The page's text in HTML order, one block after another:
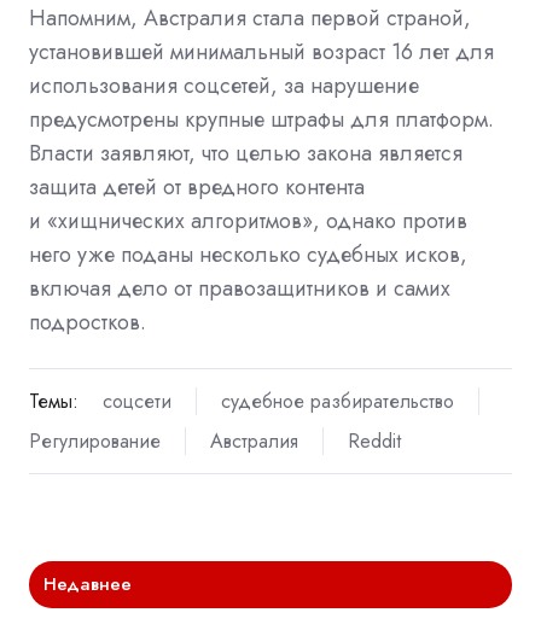
Напомним, Австралия стала первой страной,
установившей минимальный возраст 16 лет для
использования соцсетей, за нарушение
предусмотрены крупные штрафы для платформ.
Власти заявляют, что целью закона является
защита детей от вредного контента
и «хищнических алгоритмов», однако против
него уже поданы несколько судебных исков,
включая дело от правозащитников и самих
подростков.
Темы: соцсети
судебное разбирательство
Регулирование
Австралия Reddit
Недавнее